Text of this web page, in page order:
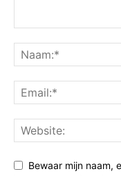
Bewaar mijn naam,